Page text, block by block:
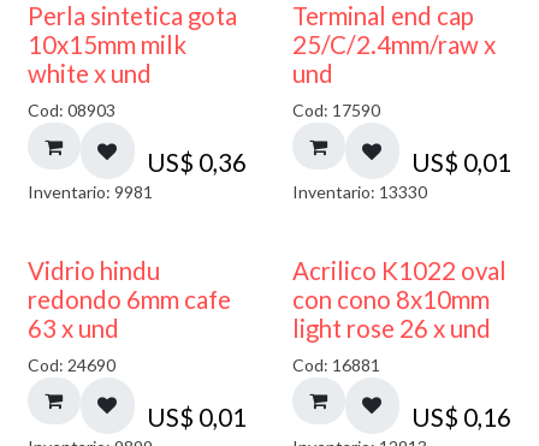
Perla sintetica gota
10x15mm milk
white x und
Cod: 08903
US$ 0,36
Inventario: 9981
Terminal end cap
25/C/2.4mm/raw x
und
Cod: 17590
US$ 0,01
Inventario: 13330
40% DESCUENTO
Vidrio hindu
redondo 6mm cafe
63 x und
Cod: 24690
US$ 0,01
Acrilico K1022 oval
con cono 8x10mm
light rose 26 x und
Cod: 16881
US$ 0,16